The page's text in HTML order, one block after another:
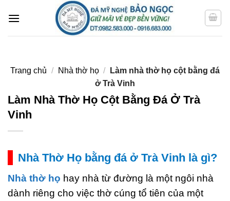
qua
Trang chủ / Nhà thờ họ /
Làm nhà thờ họ cột bằng đá
ở Trà Vinh
Làm Nhà Thờ Họ Cột Bằng Đá Ở Trà
Vinh
Nhà Thờ Họ bằng đá ở Trà Vinh là gì?
Nhà thờ họ hay nhà từ đường là một ngôi nhà
dành riêng cho việc thờ cúng tổ tiên của một